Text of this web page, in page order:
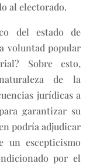
al electorado.
del estado de
voluntad popular
Sobre esto,
de la
jurídicas a
garantizar su
podría adjudicar
un escepticismo
por el